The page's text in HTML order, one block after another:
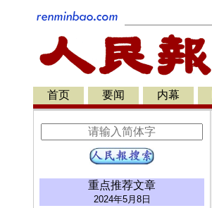
首页 要闻 内幕
重点推荐文章
2024年5月8日